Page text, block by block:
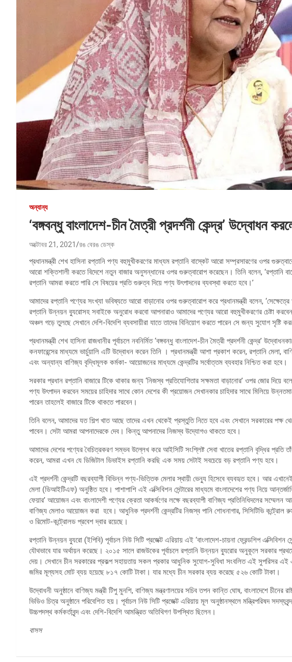
অন্যান্য
‘বঙ্গবন্ধু বাংলাদেশ-চীন মৈত্রী প্রদর্শনী কেন্দ্র’ উদ্বোধন
অক্টোবর 21, 2021 রঙ বেরঙ ডেস্ক
প্রধানমন্ত্রী শেখ হাসিনা রপ্তানি পণ্য বহুমুখীকরণের মাধ্যম রপ্তানি বাস্কেট আরো সম্প্রসারণের ওপর
আরো শক্তিশালী করতে বিদেশে নতুন বাজার অনুসন্ধানের ওপর গুরুত্বারোপ করেছেন। তিনি বলেন, ‘রপ্তানি
রপ্তানি আমরা করতে পারি সে বিষয়ের প্রতি গুরুত্ব দিয়ে পণ্য উৎপাদনের ব্যবস্থা করতে হবে।’
আমাদের রপ্তানি পণ্যের সংখ্যা ভবিষ্যতে আরো বাড়ানোর ওপর গুরুত্বারোপ করে প্রধানমন্ত্রী বলেন,
রপ্তানি উন্নয়ন ব্যুরোসহ সবাইকে অনুরোধ করবো আপনারাও আমাদের পণ্যের আরো বহুমুখীকরণের চেষ্টা
অঞ্চল গড়ে তুলছে সেখানে দেশি-বিদেশি ব্যবসায়ীরা যাতে তাদের বিনিয়োগ করতে পারেন সে জন্য সুযোগ সৃষ্টি
প্রধানমন্ত্রী শেখ হাসিনা রাজধানীর পূর্বাচলে নবনির্মিত ‘বঙ্গবন্ধু বাংলাদেশ-চীন মৈত্রী প্রদর্শনী কেন্দ্র’
কনফারেন্সের মাধ্যমে ভার্চুয়ালি এটি উদ্বোধন করেন তিনি । প্রধানমন্ত্রী আশা প্রকাশ করেন, রপ্তানি মেলা,
এবং অন্যান্য বাণিজ্য বৃদ্ধিমূলক কর্মকা- আয়োজনের মাধ্যমে কেন্দ্রটির সর্বোত্তম ব্যবহার নিশ্চিত করা হবে।
সরকার প্রধান রপ্তানি বাজারে টিকে থাকার জন্য ‘নিজস্ব প্রতিযোগিতার সক্ষমতা বাড়ানোর’ ওপর জোর
পণ্য উৎপাদন করবেন সময়ের চাহিদার সাথে কোন দেশের কী প্রয়োজন সেখানকার চাহিদার সাথে মিলিয়ে
পারেন তাহলেই বাজারে টিকে থাকতে পারবেন।
তিনি বলেন, আমাদের যত শিল্প খাত আছে তাদের এখন থেকেই প্রস্তুতি নিতে হবে এবং সেখানে সরকারের
পাবেন। সেটা আমরা আপনাদেরকে দেব। কিন্তু আপনাদের নিজস্ব উদ্যোগও থাকতে হবে।
আমাদের দেশের পণ্যের বৈচিত্রকরণ সম্ভব উল্লেখ করে আইসিটি সংশ্লিষ্ট সেবা খাতের রপ্তানি বৃদ্ধির
করেন, আমরা এখন যে ডিজিটাল ডিভাইস রপ্তানি করছি এক সময় সেটাই সবচেয়ে বড় রপ্তানি পণ্য হবে।
এই প্রদর্শনী কেন্দ্রটি বছরব্যাপী বিভিন্ন পণ্য-ভিত্তিক মেলার স্থায়ী ভেন্যু হিসেবে ব্যবহৃত হবে। আর
মেলা (ডিআইটিএফ) অনুষ্ঠিত হবে। পাশাপাশি এই এক্সিবিশন সেন্টারের মাধ্যমে বাংলাদেশের পণ্য নিয়ে
ফেয়ার’ আয়োজন এবং বাংলাদেশী পণ্যের ক্রেতা আকর্ষণের লক্ষে বছরব্যাপী বাণিজ্য প্রতিনিধিদলের সম্মেলন
বাণিজ্য মেলাও আয়োজন করা হবে। আধুনিক প্রদর্শনী কেন্দ্রটির নিজস্ব পানি শোধনাগার, সিসিটিভি কন্ট্রোল
ও রিমোট-কন্ট্রোলড প্রবেশ দ্বার রয়েছে।
রপ্তানি উন্নয়ন ব্যুরো (ইপিবি) পূর্বাচল নিউ সিটি প্রজেক্ট এরিয়ায় এই ‘বাংলাদেশ-চায়না ফ্রেন্ডশিপ এক্সিবিশন
যৌথভাবে যার অর্থায়ন করেছে। ২০১৫ সালে রাজউকের পূর্বাচলে রপ্তানি উন্নয়ন ব্যুরোর অনুকূলে সরকার
দেয়। সেখানে চীন সরকারের প্রকল্প সহায়তায় সকল প্রকার আধুনিক সুযোগ-সুবিধা সংবলিত এই সুপরিসর এই
জমির মূল্যসহ মোট ব্যয় হয়েছে ৮১৭ কোটি টাকা। যার মধ্যে চীন সরকার ব্যয় করেছে ৫২৬ কোটি টাকা।
উদ্বোধনী অনুষ্ঠানে বাণিজ্য মন্ত্রী টিপু মুনশি, বাণিজ্য মন্ত্রণালয়ের সচিব তপন কান্তি ঘোষ, বাংলাদেশে
ভিডিও চিত্র অনুষ্ঠানে পরিবেশিত হয়। পূর্বাচল নিউ সিটি প্রজেক্ট এরিয়ায় মূল অনুষ্ঠানস্থলে মন্ত্রিপরিষদ
উচ্চপদস্থ কর্মকর্তাবৃন্দ এবং দেশি-বিদেশি আমন্ত্রিত অতিথিগণ উপস্থিত ছিলেন।
বাসস